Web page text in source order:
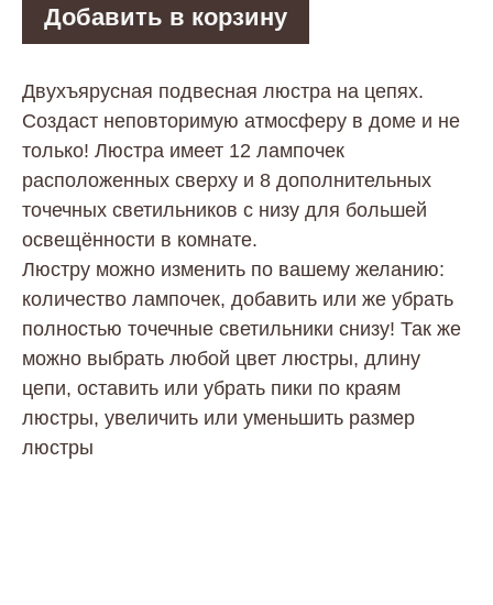
Добавить в корзину
Двухъярусная подвесная люстра на цепях.
Создаст неповторимую атмосферу в доме и не
только! Люстра имеет 12 лампочек
расположенных сверху и 8 дополнительных
точечных светильников с низу для большей
освещённости в комнате.
Люстру можно изменить по вашему желанию:
количество лампочек, добавить или же убрать
полностью точечные светильники снизу! Так же
можно выбрать любой цвет люстры, длину
цепи, оставить или убрать пики по краям
люстры, увеличить или уменьшить размер
люстры